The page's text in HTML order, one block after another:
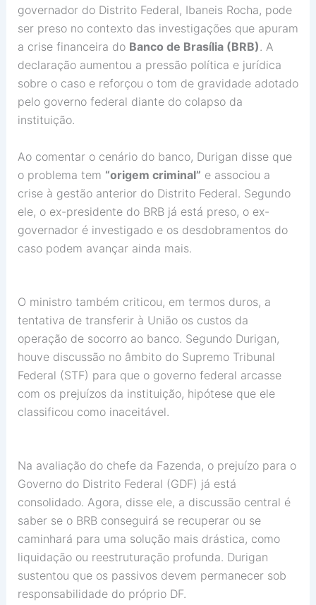
governador do Distrito Federal, Ibaneis Rocha, pode
ser preso no contexto das investigações que apuram
a crise financeira do Banco de Brasília (BRB). A
declaração aumentou a pressão política e jurídica
sobre o caso e reforçou o tom de gravidade adotado
pelo governo federal diante do colapso da
instituição.
Ao comentar o cenário do banco, Durigan disse que
o problema tem “origem criminal” e associou a
crise à gestão anterior do Distrito Federal. Segundo
ele, o ex-presidente do BRB já está preso, o ex-
governador é investigado e os desdobramentos do
caso podem avançar ainda mais.
O ministro também criticou, em termos duros, a
tentativa de transferir à Uniãoos custos da
operação de socorro ao banco. Segundo Durigan,
houve discussão no âmbito do Supremo Tribunal
Federal (STF) para que o governo federal arcasse
com os prejuízos da instituição, hipótese que ele
classificou como inaceitável.
Na avaliação do chefe da Fazenda, o prejuízo para o
Governo do Distrito Federal (GDF) já está
consolidado. Agora, disse ele, a discussão central é
saber se o BRB conseguirá se recuperar ou se
caminhará para uma solução mais drástica, como
liquidação ou reestruturação profunda. Durigan
sustentou que os passivos devem permanecer sob
responsabilidade do próprio DF.